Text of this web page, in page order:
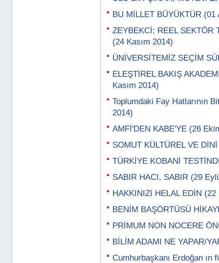
BU MİLLET BÜYÜKTÜR (01
ZEYBEKCİ; REEL SEKTÖR
(24 Kasım 2014)
ÜNİVERSİTEMİZ SEÇİM
ELEŞTİREL BAKIŞ
Kasım 2014)
Toplumdaki Fay Hatlarının
2014)
AMFİ'DEN KABE'YE (26
SOMUT KÜLTÜREL VE
TÜRKİYE KOBANİ
SABIR HACI, SABIR (29
HAKKINIZI HELAL EDİN
BENİM BAŞÖRTÜSÜ
PRİMUM NON NOCERE
BİLİM ADAMI NE YAPAR/
Cumhurbaşkanı Erdoğan ın